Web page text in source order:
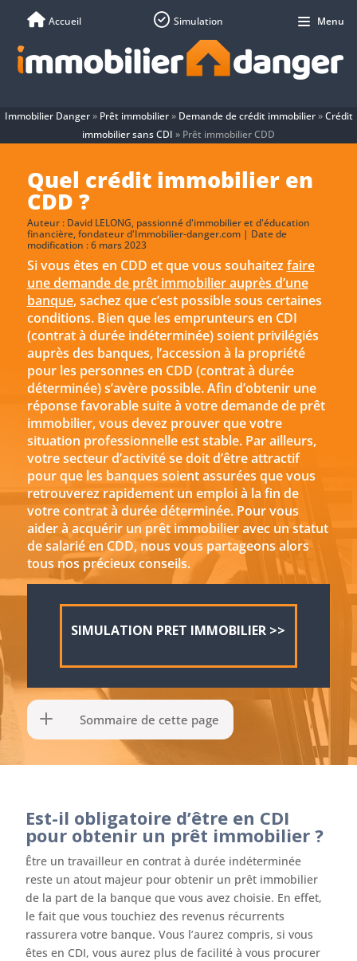
Immobilier Danger» Prêt immobilier» Demande de crédit immobilier»Crédit
immobilier sans CDI » Prêt immobilier CDD
Quel crédit immobilier en
CDD ?
Auteur : David LELONG, passionné d'immobilier et d'éducation
financière, fondateur d'Immobilier-danger.com | Date de
modification : 6 mars 2023
Si vous êtes en CDD et que vous souhaitezfaire
une demande de prêt immobilier auprès d’une
banque, sachez que c’est possible sous certaines
conditions. Bien que les emprunteurs en CDI
(contrat à durée indéterminée) soient privilégiés
auprès des banques, l’accession à la propriété
pour les personnes en CDD (contrat à durée
déterminée) s’avère possible. Afin d’obtenir une
réponse favorable suite à votre demande de prêt
immobilier, vous devez prouver que votre
situation professionnelle est stable. Par ailleurs,
votre secteur d’activité se doit d’être attractif
pour que les banques soient assurées que vous
retrouverez rapidement un emploi à la fin de
votre contrat à durée déterminée. Pour vous
aider à acquérir un prêt immobilier avec un statut
de salarié en CDD, nous vous partageons alors
tous nos précieux conseils.
SIMULATION PRET IMMOBILIER >>
Sommaire de cette page
Est-il obligatoire d’être en CDI
pour obtenir un prêt immobilier ?
Être un travailleur en contrat à durée indéterminée
reste un atout majeur pour obtenir un prêt immobilier
de la part de la banque que vous avez choisie. En effet,
le fait que vous touchiez des revenus récurrents
rassurera votre banque. Vous l’aurez compris, si vous
êtes en CDI, vous aurez plus de facilité à vous procurer
Accueil Simulation Menu